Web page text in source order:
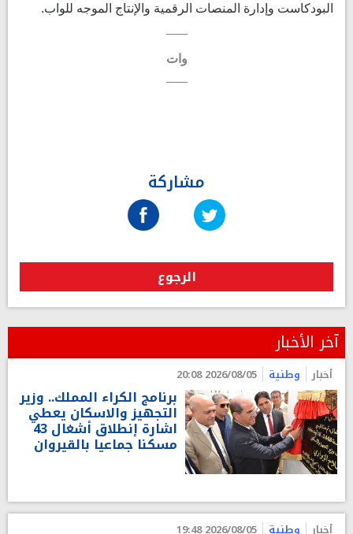
البودكاست وإدارة المنصات الرقمية والإنتاج الموجه للواب.
وات
مشاركة
الرجوع
آخر الأخبار
أخبار وطنية 2026/08/05 20:08
برنامج الكراء المملك.. وزير
التجهيز والاسكان يعطي
اشارة إنطلاق أشغال 43
مسكنا جماعيا بالقيروان
أخبار وطنية 2026/08/05 19:48